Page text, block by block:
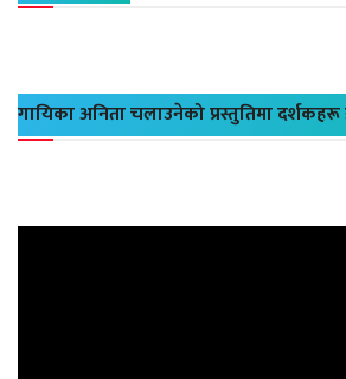
गायिका अनिता चलाउनेको प्रस्तुतिमा